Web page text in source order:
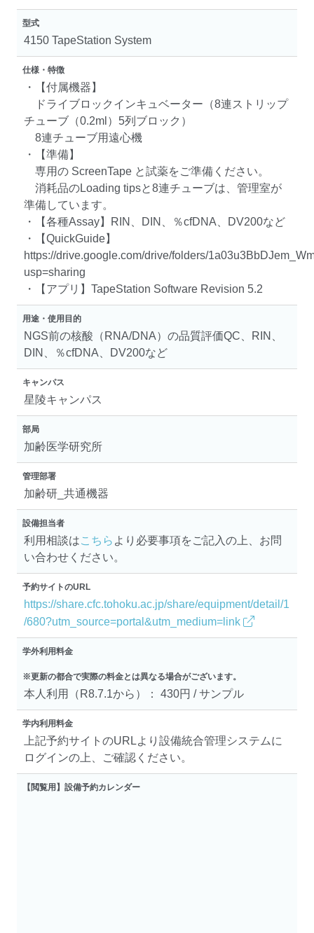
型式
4150 TapeStation System
仕様・特徴
・【付属機器】
ドライブロックインキュベーター（8連ストリップ
チューブ（0.2ml）5列ブロック）
8連チューブ用遠心機
・【準備】
専用の ScreenTape と試薬をご準備ください。
消耗品のLoading tipsと8連チューブは、管理室が
準備しています。
・【各種Assay】RIN、DIN、％cfDNA、DV200など
・【QuickGuide】
https://drive.google.com/drive/folders/
usp=sharing
・【アプリ】TapeStation Software Revision 5.2
用途・使用目的
NGS前の核酸（RNA/DNA）の品質評価QC、RIN、
DIN、％cfDNA、DV200など
キャンパス
星陵キャンパス
部局
加齢医学研究所
管理部署
加齢研_共通機器
設備担当者
利用相談はこちら より必要事項をご記入の上、お問
い合わせください。
予約サイトのURL
https://share.cfc.tohoku.ac.jp/share/equipment/detail/1
/680?utm_source=portal&utm_medium=link
学外利用料金
※更新の都合で実際の料金とは異なる場合がございます。
本人利用（R8.7.1から）： 430円 / サンプル
学内利用料金
上記予約サイトのURLより設備統合管理システムに
ログインの上、ご確認ください。
【閲覧用】設備予約カレンダー